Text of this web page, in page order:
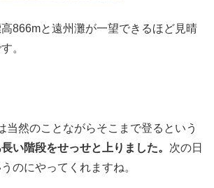
866mと遠州灘が一望できるほど見晴
。
当然のことながらそこまで登るという
い階段をせっせと上りました。 次の日
のにやってくれますね。